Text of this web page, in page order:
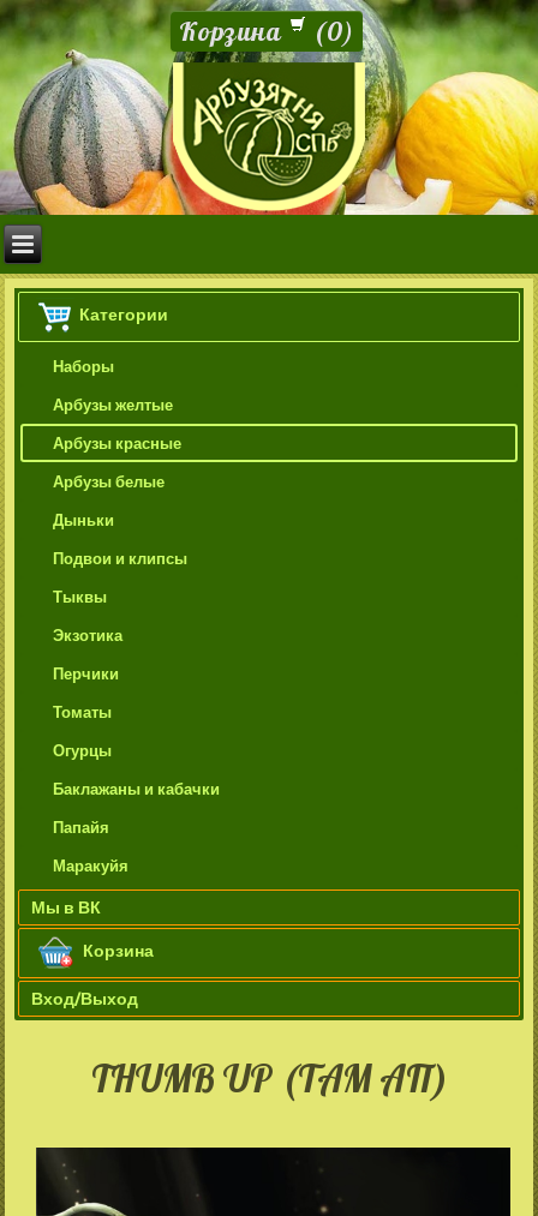
Корзина (0)
Категории
Наборы
Арбузы желтые
Арбузы красные
Арбузы белые
Дыньки
Подвои и клипсы
Тыквы
Экзотика
Перчики
Томаты
Огурцы
Баклажаны и кабачки
Папайя
Маракуйя
Мы в ВК
Корзина
Вход/Выход
THUMB UP (ТАМ АП)